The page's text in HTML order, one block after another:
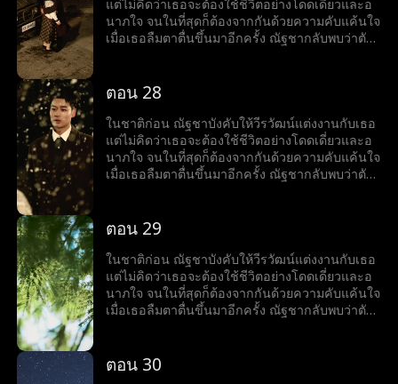
แต่ไม่คิดว่าเธอจะต้องใช้ชีวิตอย่างโดดเดี่ยวและอ
นาภใจ จนในที่สุดก็ต้องจากกันด้วยความคับแค้นใจ
เมื่อเธอลืมตาตื่นขึ้นมาอีกครั้ง ณัฐชากลับพบว่าตัว
แต่งงานกับวีรวัฒน์ แต่ในครั้งนี้ ณัฐชาตัดสินใจใหม่
มหาวิทยาลัยไว้ และเริ่มต้นชีวิตใหม่อีกครั้ง
ตอน 28
ในชาติก่อน ณัฐชาบังคับให้วีรวัฒน์แต่งงานกับเธอ
แต่ไม่คิดว่าเธอจะต้องใช้ชีวิตอย่างโดดเดี่ยวและอ
นาภใจ จนในที่สุดก็ต้องจากกันด้วยความคับแค้นใจ
เมื่อเธอลืมตาตื่นขึ้นมาอีกครั้ง ณัฐชากลับพบว่าตัว
แต่งงานกับวีรวัฒน์ แต่ในครั้งนี้ ณัฐชาตัดสินใจใหม่
มหาวิทยาลัยไว้ และเริ่มต้นชีวิตใหม่อีกครั้ง
ตอน 29
ในชาติก่อน ณัฐชาบังคับให้วีรวัฒน์แต่งงานกับเธอ
แต่ไม่คิดว่าเธอจะต้องใช้ชีวิตอย่างโดดเดี่ยวและอ
นาภใจ จนในที่สุดก็ต้องจากกันด้วยความคับแค้นใจ
เมื่อเธอลืมตาตื่นขึ้นมาอีกครั้ง ณัฐชากลับพบว่าตัว
แต่งงานกับวีรวัฒน์ แต่ในครั้งนี้ ณัฐชาตัดสินใจใหม่
ตอน 30